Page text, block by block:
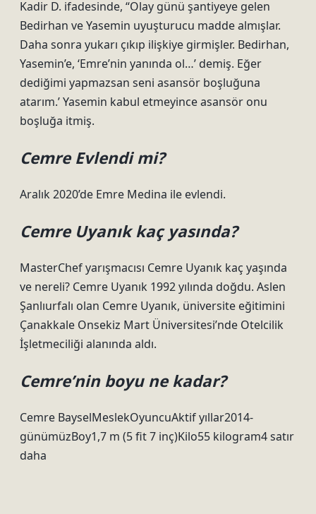
Kadir D. ifadesinde, “Olay günü şantiyeye gelen
Bedirhan ve Yasemin uyuşturucu madde almışlar.
Daha sonra yukarı çıkıp ilişkiye girmişler. Bedirhan,
Yasemin’e, ‘Emre’nin yanında ol…’ demiş. Eğer
dediğimi yapmazsan seni asansör boşluğuna
atarım.’ Yasemin kabul etmeyince asansör onu
boşluğa itmiş.
Cemre Evlendi mi?
Aralık 2020’de Emre Medina ile evlendi.
Cemre Uyanık kaç yasında?
MasterChef yarışmacısı Cemre Uyanık kaç yaşında
ve nereli? Cemre Uyanık 1992 yılında doğdu. Aslen
Şanlıurfalı olan Cemre Uyanık, üniversite eğitimini
Çanakkale Onsekiz Mart Üniversitesi’nde Otelcilik
İşletmeciliği alanında aldı.
Cemre’nin boyu ne kadar?
Cemre BayselMeslekOyuncuAktif yıllar2014-
günümüzBoy1,7 m (5 fit 7 inç)Kilo55 kilogram4 satır
daha